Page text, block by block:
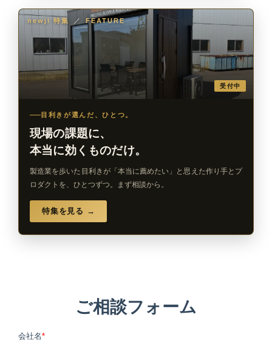
newji 特集 ／ FEATURE
受付中
目利きが選んだ、ひとつ。
現場の課題に、
本当に効くものだけ。
製造業を歩いた目利きが「本当に薦めたい」と思えた作り手とプ
ロダクトを、ひとつずつ。まず相談から。
特集を見る →